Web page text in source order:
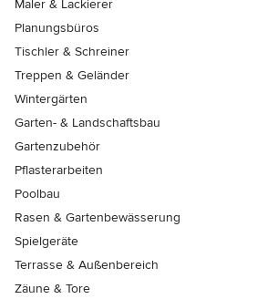
Maler & Lackierer
Planungsbüros
Tischler & Schreiner
Treppen & Geländer
Wintergärten
Garten- & Landschaftsbau
Gartenzubehör
Pflasterarbeiten
Poolbau
Rasen & Gartenbewässerung
Spielgeräte
Terrasse & Außenbereich
Zäune & Tore